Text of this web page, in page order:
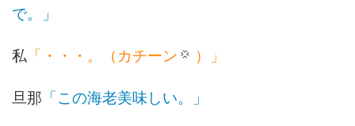
で。」
私 「・・・。（カチーン
）」
旦那 「この海老美味しい。」